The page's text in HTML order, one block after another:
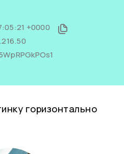
+0000
горизонтально